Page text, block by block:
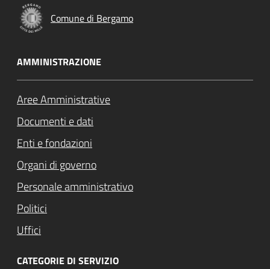
Comune di Bergamo
AMMINISTRAZIONE
Aree Amministrative
Documenti e dati
Enti e fondazioni
Organi di governo
Personale amministrativo
Politici
Uffici
CATEGORIE DI SERVIZIO